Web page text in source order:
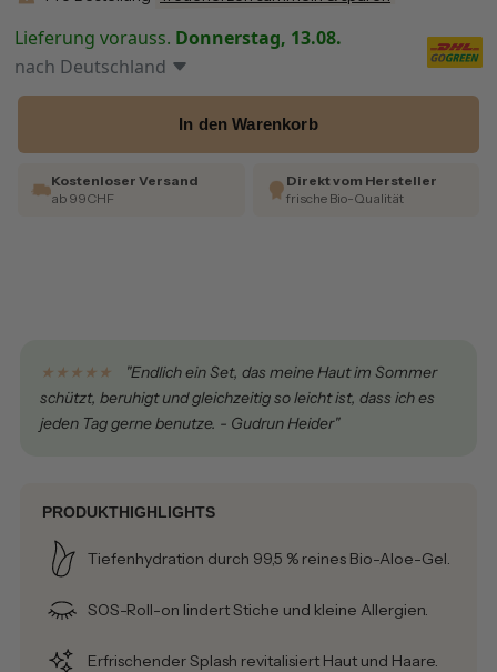
Lieferung vorauss. Donnerstag, 13.08.
nach Deutschland
In den Warenkorb
Kostenloser Versand
ab 99CHF
Direkt vom Hersteller
frische Bio-Qualität
★★★★★
"Endlich ein Set, das meine Haut im Sommer
schützt, beruhigt und gleichzeitig so leicht ist, dass ich es
jeden Tag gerne benutze. - Gudrun Heider"
PRODUKTHIGHLIGHTS
Tiefenhydration durch 99,5 % reines Bio-Aloe-Gel.
SOS-Roll-on lindert Stiche und kleine Allergien.
Erfrischender Splash revitalisiert Haut und Haare.